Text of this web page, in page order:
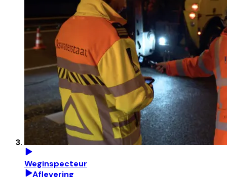
Weginspecteur
Aflevering